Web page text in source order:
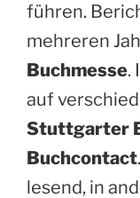
führen.
mehreren
Buchmesse.
auf
Stuttgarter
Buchcontact
lesend, in